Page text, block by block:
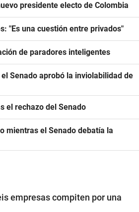
presidente electo de Colombia
"Es una cuestión entre privados"
de paradores inteligentes
Senado aprobó la inviolabilidad de
el rechazo del Senado
mientras el Senado debatía la
empresas compiten por una